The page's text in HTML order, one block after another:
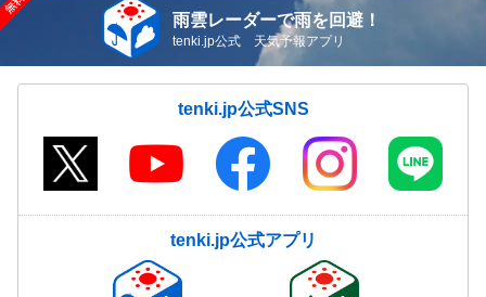
雨雲レーダーで雨を回避！
tenki.jp公式 天気予報アプリ
tenki.jp公式SNS
tenki.jp公式アプリ